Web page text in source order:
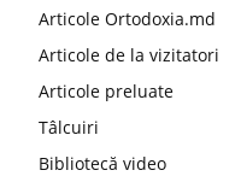
Articole Ortodoxia.md
Articole de la vizitatori
Articole preluate
Tâlcuiri
Bibliotecă video